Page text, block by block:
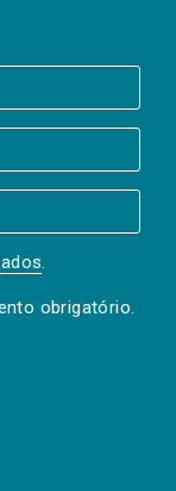
.
obrigatório.